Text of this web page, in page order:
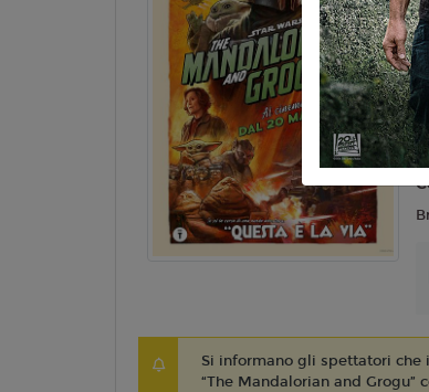
Si informano gli spettatori che
“The Mandalorian and Grogu”